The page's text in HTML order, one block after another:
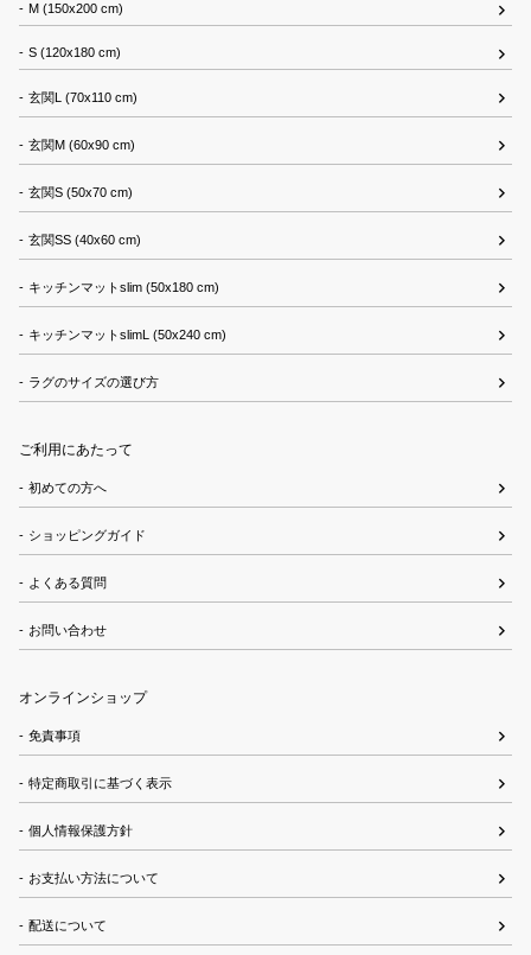
M (150x200 cm)
S (120x180 cm)
玄関L (70x110 cm)
玄関M (60x90 cm)
玄関S (50x70 cm)
玄関SS (40x60 cm)
キッチンマットslim (50x180 cm)
キッチンマットslimL (50x240 cm)
ラグのサイズの選び方
ご利用にあたって
初めての方へ
ショッピングガイド
よくある質問
お問い合わせ
オンラインショップ
免責事項
特定商取引に基づく表示
個人情報保護方針
お支払い方法について
配送について